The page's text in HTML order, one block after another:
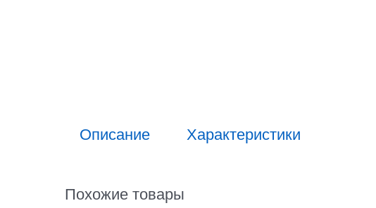
Описание Характеристики
Похожие товары